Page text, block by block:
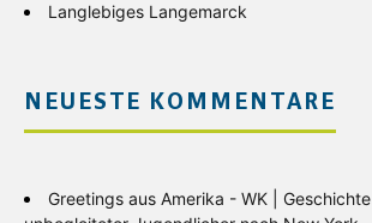
Langlebiges Langemarck
NEUESTE KOMMENTARE
Greetings aus Amerika - WK | Geschichte